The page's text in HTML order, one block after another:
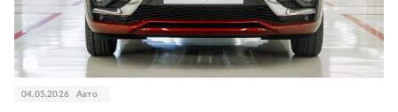
04.05.2026 Авто